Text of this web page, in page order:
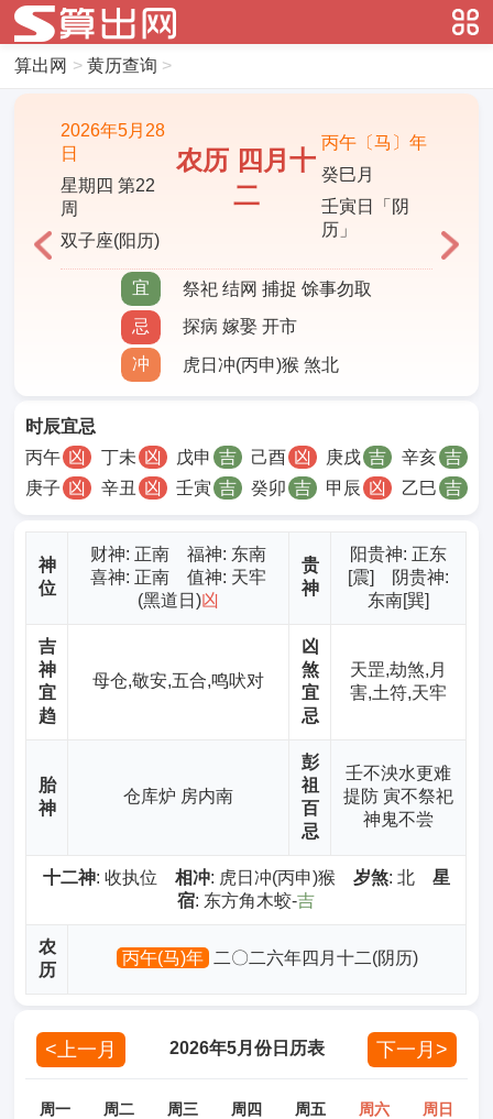
算出网 > 黄历查询 >
2026年5月28
日
星期四 第22
周
双子座(阳历)
农历 四月十
二
丙午〔马〕年
癸巳月
壬寅日「阴
历」
宜
祭祀 结网 捕捉 馀事勿取
忌
探病 嫁娶 开市
冲
虎日冲(丙申)猴 煞北
时辰宜忌
庚子 凶 辛丑 凶 壬寅 吉 癸卯 吉 甲辰 凶 乙巳 吉
丙午 凶 丁未 凶 戊申 吉 己酉 凶 庚戌 吉 辛亥 吉
神
位
财神: 正南 福神: 东南
喜神: 正南 值神: 天牢
(黑道日)凶
贵
神
阳贵神: 正东
[震] 阴贵神:
东南[巽]
吉
神
宜
趋
母仓,敬安,五合,鸣吠对
凶
煞
宜
忌
天罡,劫煞,月
害,土符,天牢
胎
神
仓库炉 房内南
彭
祖
百
忌
壬不泱水更难
提防 寅不祭祀
神鬼不尝
十二神: 收执位 相冲: 虎日冲(丙申)猴 岁煞: 北 星
宿: 东方角木蛟-吉
农
历
丙午(马)年 二〇二六年四月十二(阴历)
<上一月 2026年5月份日历表 下一月>
周一 周二 周三 周四 周五 周六 周日